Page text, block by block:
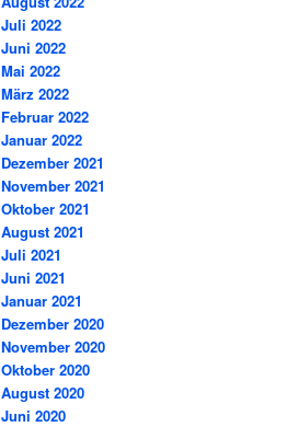
Juli 2022
Juni 2022
Mai 2022
März 2022
Februar 2022
Januar 2022
Dezember 2021
November 2021
Oktober 2021
August 2021
Juli 2021
Juni 2021
Januar 2021
Dezember 2020
November 2020
Oktober 2020
August 2020
Juni 2020